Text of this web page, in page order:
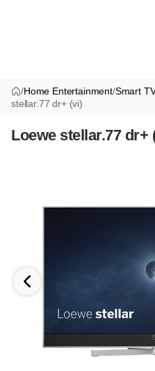
/Home Entertainment/Smart
stellar.77 dr+ (vi)
Loewe stellar.77 dr+